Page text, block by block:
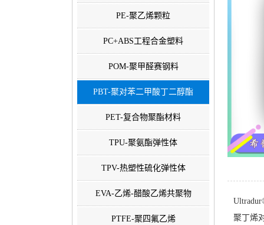
PE-聚乙烯颗粒
PC+ABS工程合金塑料
POM-聚甲醛赛钢料
PBT-聚对苯二甲酸丁二醇酯
PET-复合物聚酯材料
TPU-聚氨酯弹性体
TPV-热塑性硫化弹性体
EVA-乙烯-醋酸乙烯共聚物
PTFE-聚四氟乙烯
聚丁烯